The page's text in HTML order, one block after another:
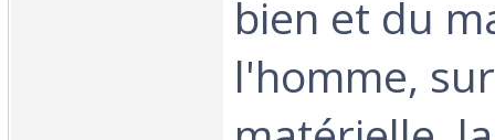
bien et du
l'homme,